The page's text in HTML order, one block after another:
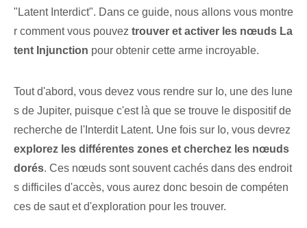
"Latent Interdict". ⁢Dans ce guide, nous allons vous montre
r comment vous pouvez trouver et activer les nœuds ⁣La
tent Injunction pour obtenir cette arme incroyable.
Tout d'abord, vous devez vous rendre sur Io, une des lune
s de Jupiter, puisque c'est là que se trouve le dispositif de
recherche de l'Interdit Latent. Une fois sur Io, vous devrez ‍
explorez les différentes zones et cherchez les nœuds
dorés. Ces nœuds sont souvent cachés dans des endroit
s difficiles d'accès, vous aurez donc besoin de compéten
ces de saut et d'exploration pour les trouver.